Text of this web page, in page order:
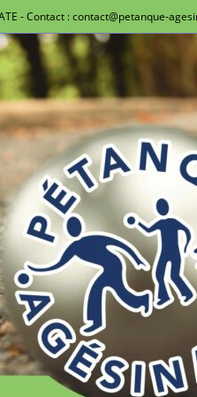
- Contact : contact@petanque-